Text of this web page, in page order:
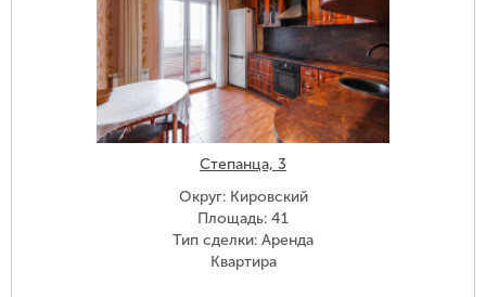
Степанца, 3
Округ: Кировский
Площадь: 41
Тип сделки: Аренда
Квартира